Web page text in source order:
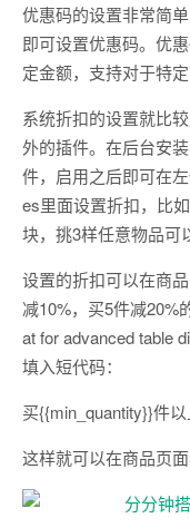
优惠码的设置非常简
即可设置优惠码。优
定金额，支持对于特
系统折扣的设置就比
外的插件。在后台安
件，启用之后即可在
es里面设置折扣，比
块，挑3样任意物品可
设置的折扣可以在商
减10%，买5件减20%
at for advanced table
填入短代码：
买{{min_quantity}}件
这样就可以在商品页面